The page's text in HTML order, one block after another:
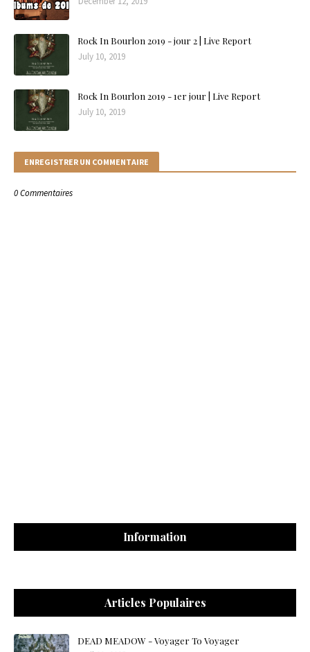
Rock In Bourlon 2019 - jour 2 | Live Report
July 10, 2019
Rock In Bourlon 2019 - 1er jour | Live Report
July 10, 2019
ENREGISTRER UN COMMENTAIRE
0 Commentaires
Information
Articles Populaires
DEAD MEADOW - Voyager To Voyager